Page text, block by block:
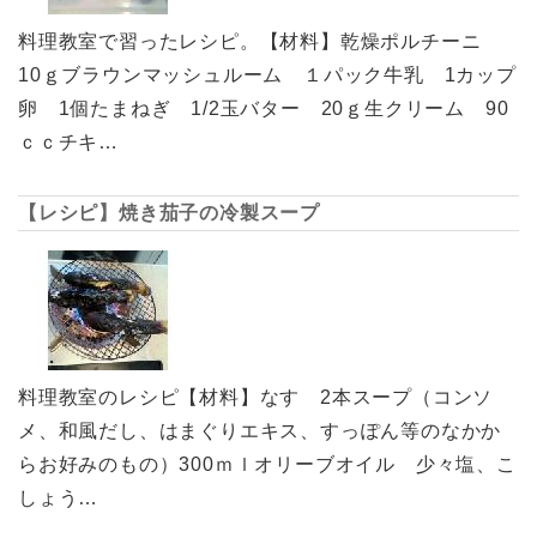
料理教室で習ったレシピ。【材料】乾燥ポルチーニ
10ｇブラウンマッシュルーム １パック牛乳 1カップ
卵 1個たまねぎ 1/2玉バター 20ｇ生クリーム 90
ｃｃチキ…
【レシピ】焼き茄子の冷製スープ
料理教室のレシピ【材料】なす 2本スープ（コンソ
メ、和風だし、はまぐりエキス、すっぽん等のなかか
らお好みのもの）300ｍｌオリーブオイル 少々塩、こ
しょう…